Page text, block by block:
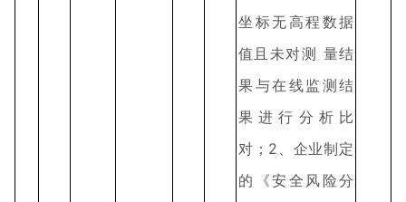
坐标无高程数据
值且未对测 量结
果与在线监测结
果进行分析比
对；2、企业制定
的《安全风险分